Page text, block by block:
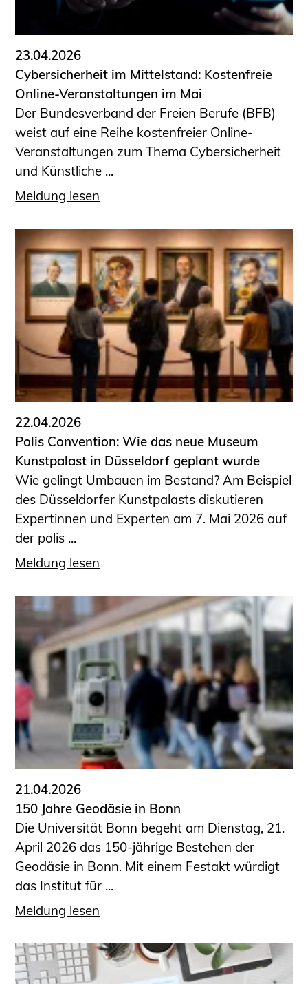
Informationen für Fortbildungsträger
Anträge, Anzeigen, Formulare
Fortbildung/Seminare
Informationen für Ingenieurinnen
und Ingenieure
Recht
Planungswettbewerbe
Publikationen
Stellenbörse
Staatlich anerkannte Sachverständige
Sachverständige
Prüfsachverständige
Qualifizierte Tragwerksplaner/-innen
Bauvorlageberechtigte
Sachkundige für Zustands- und
Funktionsprüfung privater
Abwasserleitungen
Vereinbarungen mit
Ingenieurkammern
Büronachfolge
Zusatzqualifikationen
Geschützter Bereich
Informationen für Auftraggeber und
Verbraucher
Ingenieursuche (Mitglieder der IK-Bau
NRW)
Fachlisten
Informationen für Schülerinnen,
Schüler und Studierende
Projekte für Schülerinnen und Schüler
START.ING. Das Studierenden Praxis-
Programm
Wissenswertes für Studierende
Wettbewerbe für Studierende
BLING.BLING.
Kammer Newsletter
Presse
Kontakt und Anfahrt
Impressum
Datenschutz
Ingenieurakademie West
23.04.2026
Cybersicherheit im Mittelstand: Kostenfreie
Online-Veranstaltungen im Mai
Der Bundesverband der Freien Berufe (BFB)
weist auf eine Reihe kostenfreier Online-
Veranstaltungen zum Thema Cybersicherheit
und Künstliche ...
Meldung lesen
22.04.2026
Polis Convention: Wie das neue Museum
Kunstpalast in Düsseldorf geplant wurde
Wie gelingt Umbauen im Bestand? Am Beispiel
des Düsseldorfer Kunstpalasts diskutieren
Expertinnen und Experten am 7. Mai 2026 auf
der polis ...
Meldung lesen
21.04.2026
150 Jahre Geodäsie in Bonn
Die Universität Bonn begeht am Dienstag, 21.
April 2026 das 150-jährige Bestehen der
Geodäsie in Bonn. Mit einem Festakt würdigt
das Institut für ...
Meldung lesen